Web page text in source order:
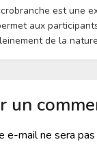
est une
aux
de la
un
e-mail ne sera